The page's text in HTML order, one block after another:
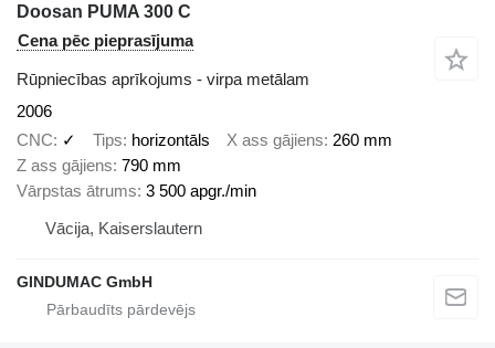
Doosan PUMA 300 C
Cena pēc pieprasījuma
Rūpniecības aprīkojums - virpa metālam
2006
CNC
✓ Tips horizontāls X ass gājiens 260 mm
Z ass gājiens 790 mm
Vārpstas ātrums 3 500 apgr./min
Vācija, Kaiserslautern
GINDUMAC GmbH